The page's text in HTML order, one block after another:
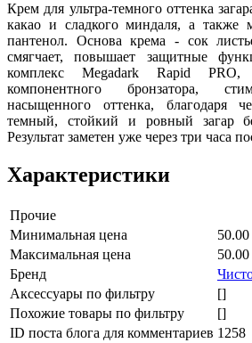
Крем для ультра-темного оттенка
какао и сладкого миндаля, а также
пантенол. Основа крема - сок
смягчает, повышает защитные
комплекс Megadark Rapid
компонентного бронзатора,
насыщенного оттенка, благодаря
темный, стойкий и ровный загар
Результат заметен уже через три часа
Характеристики
Прочие
Минимальная цена
50.00
Максимальная цена
50.00
Бренд
Аксессуары по фильтру
[]
Похожие товары по фильтру
[]
ID поста блога для комментариев 1258